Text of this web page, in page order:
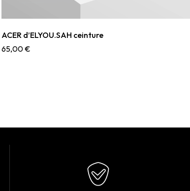
ACER d’ELYOU.SAH ceinture
65,00€